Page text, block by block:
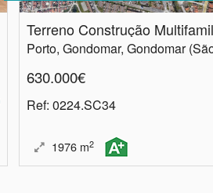
630.000€
Ref: 0224.SC34
1976 m2